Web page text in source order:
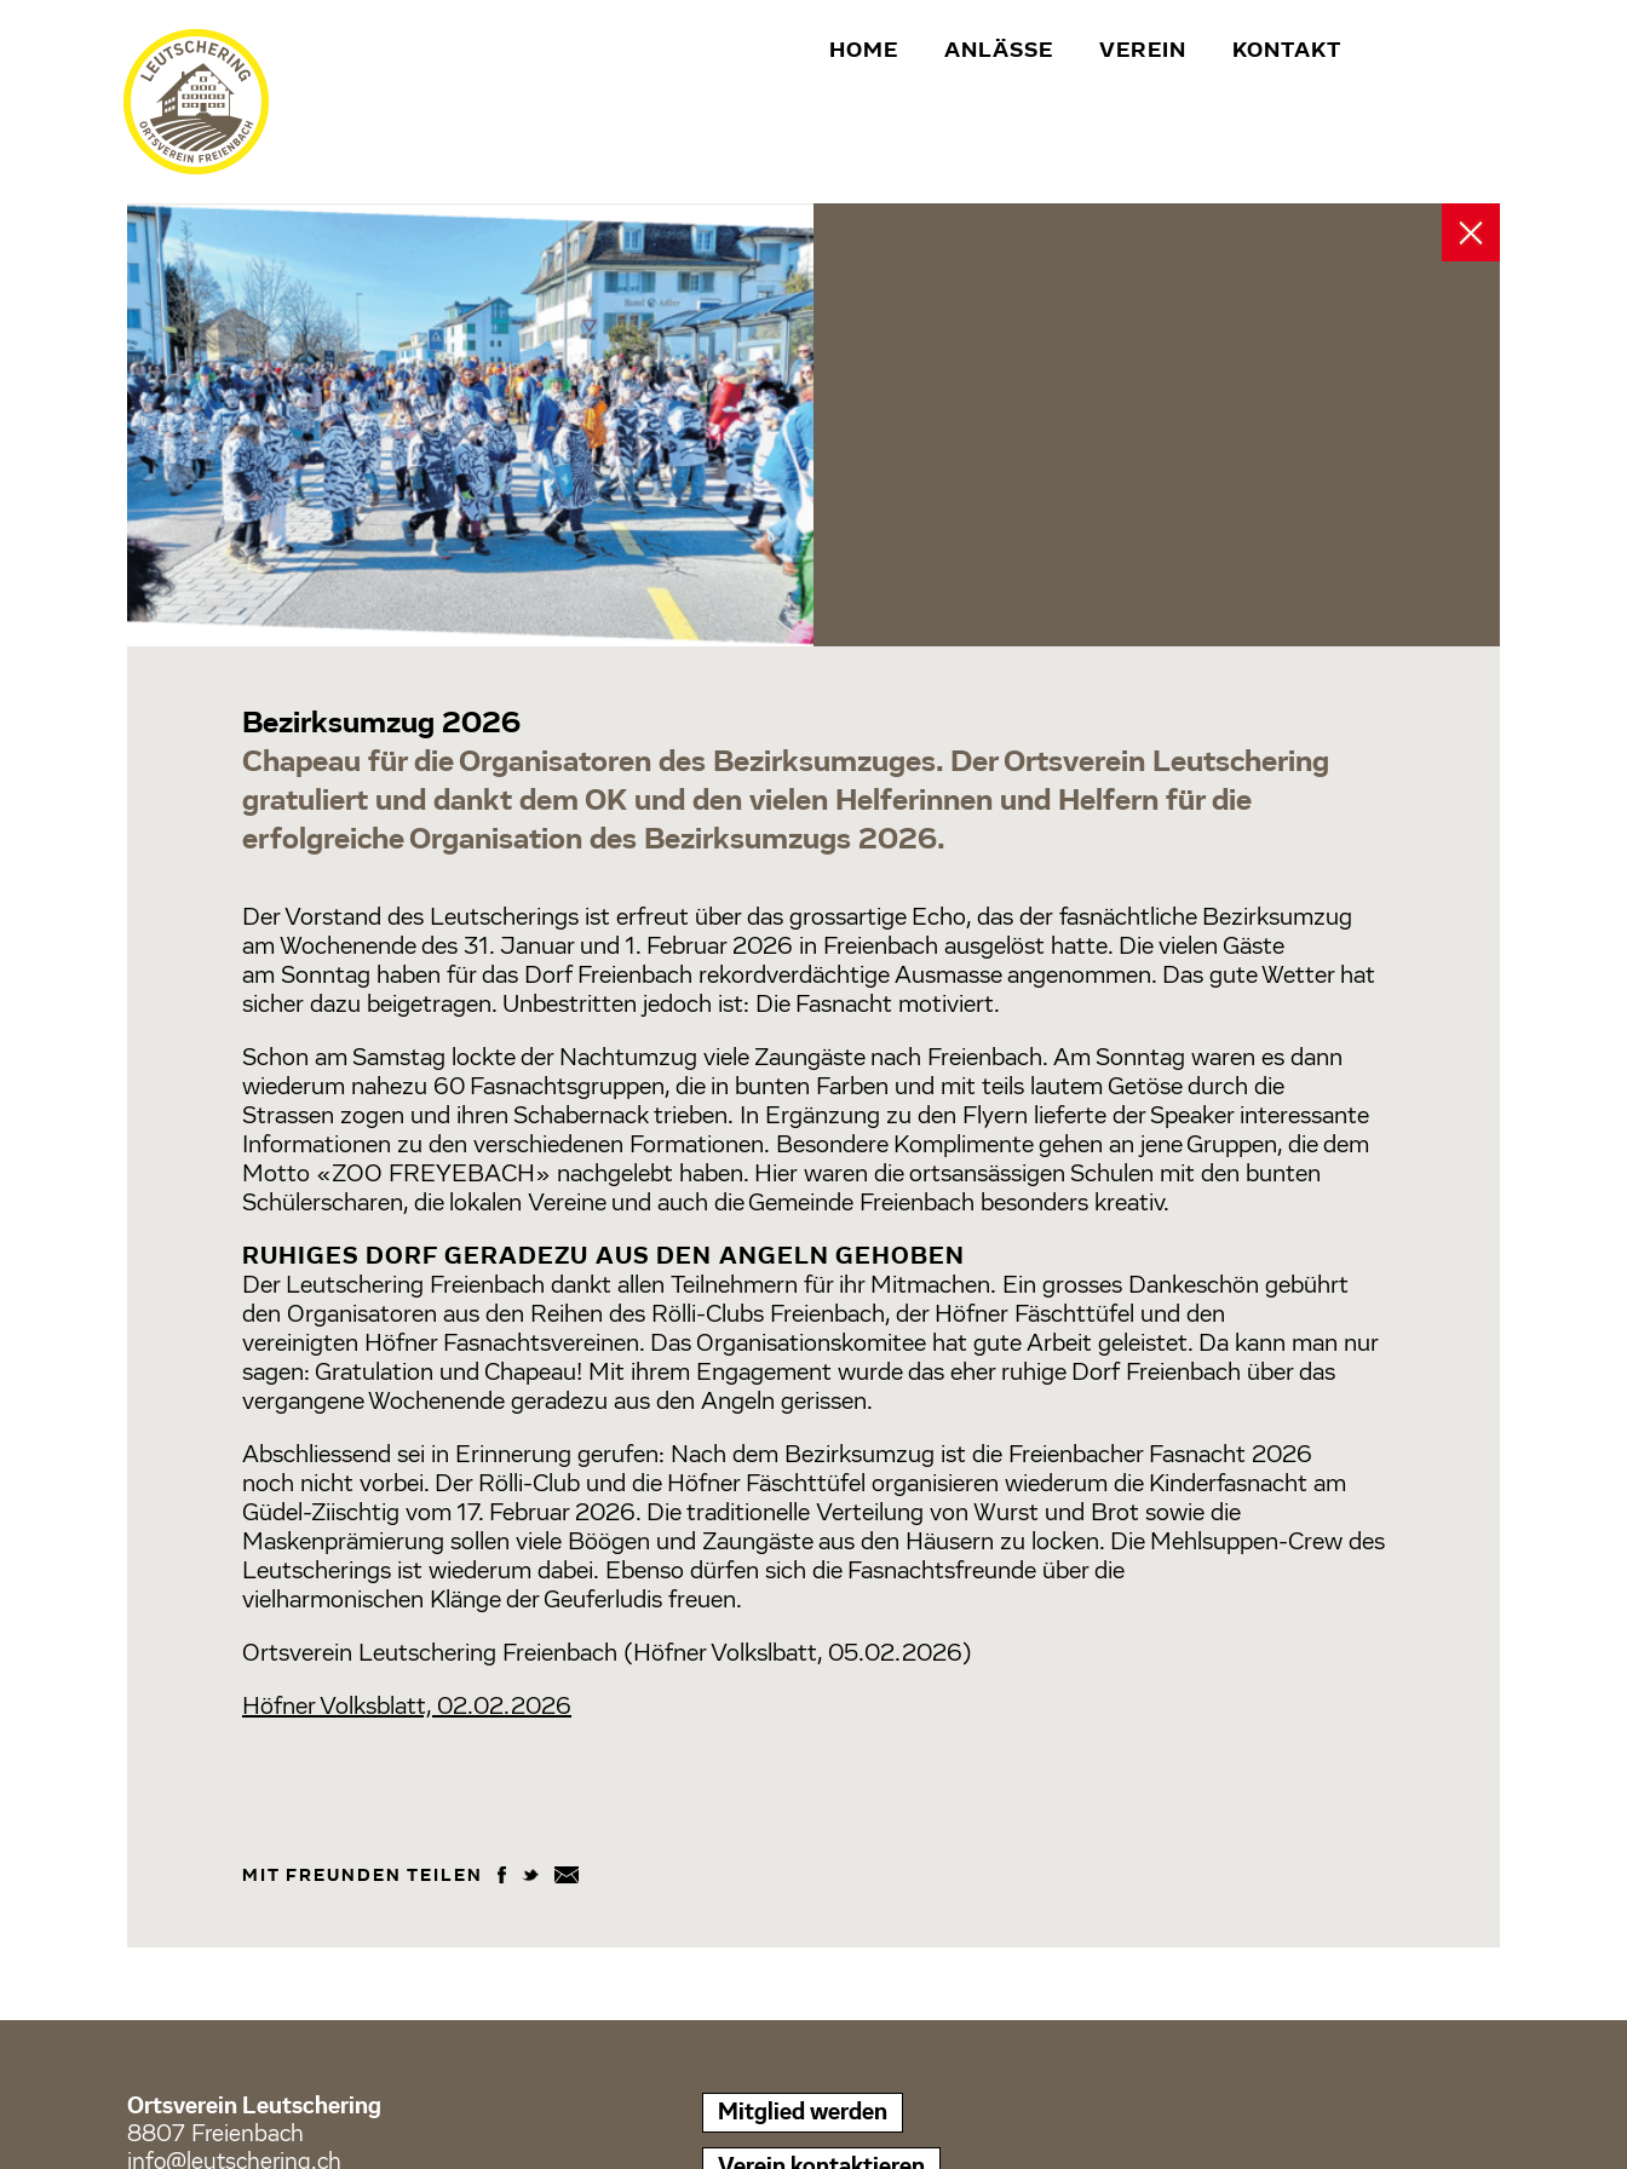
HOME ANLÄSSE VEREIN KONTAKT
Bezirksumzug 2026
Chapeau für die Organisatoren des Bezirksumzuges. Der Ortsverein Leutschering
gratuliert und dankt dem OK und den vielen Helferinnen und Helfern für die
erfolgreiche Organisation des Bezirksumzugs 2026.
Der Vorstand des Leutscherings ist erfreut über das grossartige Echo, das der fasnächtliche Bezirksumzug
am Wochenende des 31. Januar und 1. Februar 2026 in Freienbach ausgelöst hatte. Die vielen Gäste
am Sonntag haben für das Dorf Freienbach rekordverdächtige Ausmasse angenommen. Das gute Wetter hat
sicher dazu beigetragen. Unbestritten jedoch ist: Die Fasnacht motiviert.
Schon am Samstag lockte der Nachtumzug viele Zaungäste nach Freienbach. Am Sonntag waren es dann
wiederum nahezu 60 Fasnachtsgruppen, die in bunten Farben und mit teils lautem Getöse durch die
Strassen zogen und ihren Schabernack trieben. In Ergänzung zu den Flyern lieferte der Speaker interessante
Informationen zu den verschiedenen Formationen. Besondere Komplimente gehen an jene Gruppen, die dem
Motto «ZOO FREYEBACH» nachgelebt haben. Hier waren die ortsansässigen Schulen mit den bunten
Schülerscharen, die lokalen Vereine und auch die Gemeinde Freienbach besonders kreativ.
RUHIGES DORF GERADEZU AUS DEN ANGELN GEHOBEN
Der Leutschering Freienbach dankt allen Teilnehmern für ihr Mitmachen. Ein grosses Dankeschön gebührt
den Organisatoren aus den Reihen des Rölli-Clubs Freienbach, der Höfner Fäschttüfel und den
vereinigten Höfner Fasnachtsvereinen. Das Organisationskomitee hat gute Arbeit geleistet. Da kann man nur
sagen: Gratulation und Chapeau! Mit ihrem Engagement wurde das eher ruhige Dorf Freienbach über das
vergangene Wochenende geradezu aus den Angeln gerissen.
Abschliessend sei in Erinnerung gerufen: Nach dem Bezirksumzug ist die Freienbacher Fasnacht 2026
noch nicht vorbei. Der Rölli-Club und die Höfner Fäschttüfel organisieren wiederum die Kinderfasnacht am
Güdel-Ziischtig vom 17. Februar 2026. Die traditionelle Verteilung von Wurst und Brot sowie die
Maskenprämierung sollen viele Böögen und Zaungäste aus den Häusern zu locken. Die Mehlsuppen-Crew des
Leutscherings ist wiederum dabei. Ebenso dürfen sich die Fasnachtsfreunde über die
vielharmonischen Klänge der Geuferludis freuen.
Ortsverein Leutschering Freienbach (Höfner Volkslbatt, 05.02.2026)
Höfner Volksblatt, 02.02.2026
MIT FREUNDEN TEILEN
Ortsverein Leutschering
8807 Freienbach
info@leutschering.ch
Mitglied werden